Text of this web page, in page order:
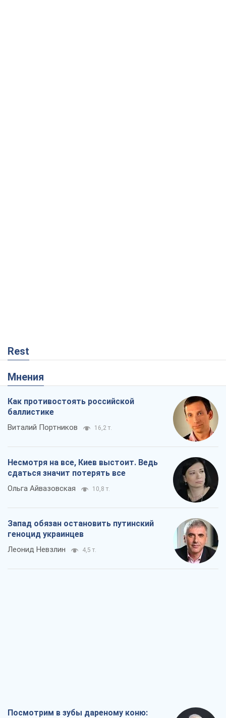
Rest
Мнения
Как противостоять российской
баллистике
Виталий Портников 16,2 т.
Несмотря на все, Киев выстоит. Ведь
сдаться значит потерять все
Ольга Айвазовская 10,8 т.
Запад обязан остановить путинский
геноцид украинцев
Леонид Невзлин 4,5 т.
Посмотрим в зубы дареному коню: